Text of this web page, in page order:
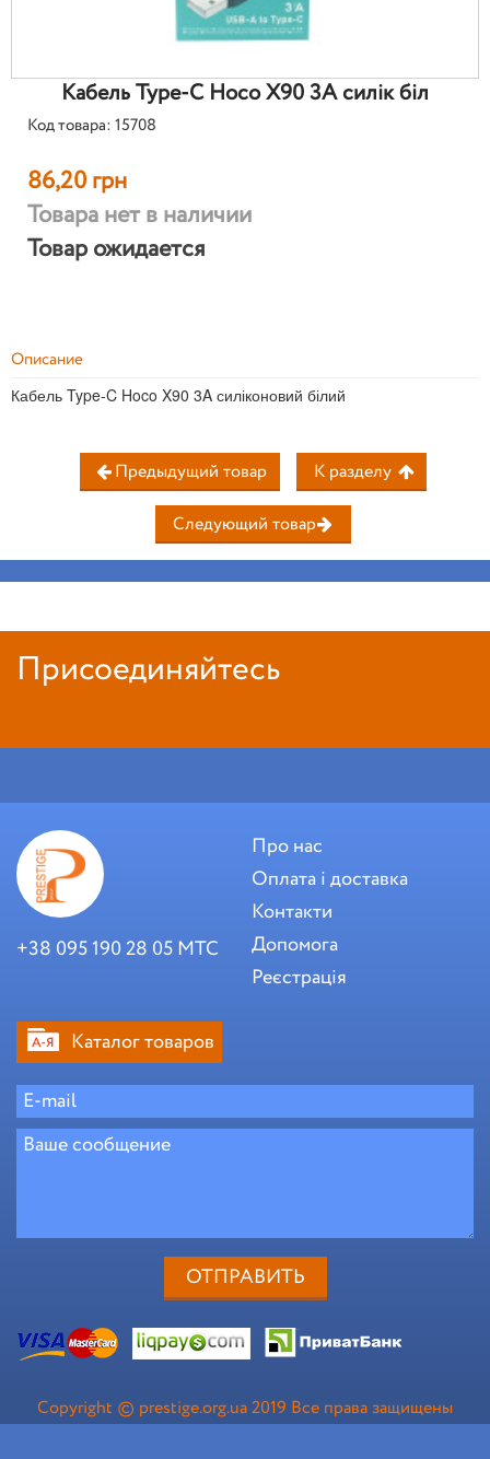
Кабель Type-C Hoco X90 3A силік біл
Код товара: 15708
86,20 грн
Товара нет в наличии
Товар ожидается
Описание
Кабель Type-C Hoco X90 3A силіконовий білий
Предыдущий товар К разделу
Следующий товар
Присоединяйтесь
+38 095 190 28 05 МТС
Про нас
Оплата і доставка
Контакти
Допомога
Реєстрація
Каталог товаров
Copyright © prestige.org.ua 2019 Все права защищены